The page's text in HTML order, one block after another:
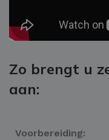
Zo brengt u
aan:
Voorbereiding: